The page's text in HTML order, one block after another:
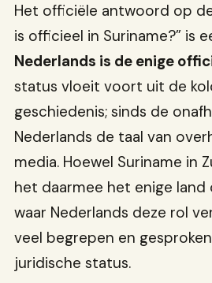
Het officiële antwoord op
is officieel in Suriname?” is
Nederlands is de enige
status vloeit voort uit de
geschiedenis; sinds de
Nederlands de taal van
media. Hoewel Suriname in
het daarmee het enige
waar Nederlands deze rol
veel begrepen en
juridische status.